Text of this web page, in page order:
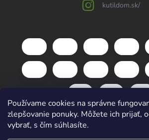
Používame cookies na správne
zlepšovanie ponuky. Môžete ich prijať,
vybrať, s čím súhlasíte.
kutildom.sk/
Copyright 2026kutildom.sk